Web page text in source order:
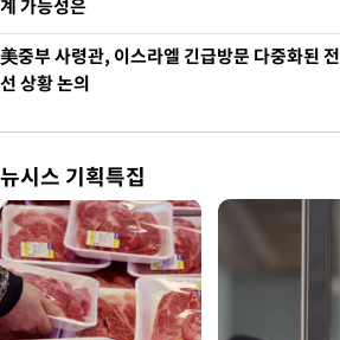
계 가능성은
美중부 사령관, 이스라엘 긴급방문 다중화된 전
선 상황 논의
뉴시스 기획특집